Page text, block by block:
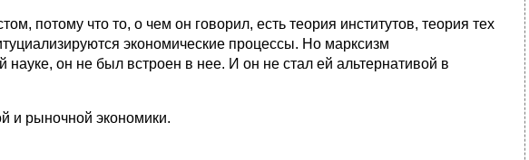
потому что то, о чем он говорил, есть теория институтов, теория тех
экономические процессы. Но марксизм
науке, он не был встроен в нее. И он не стал ей альтернативой в
и рыночной экономики.